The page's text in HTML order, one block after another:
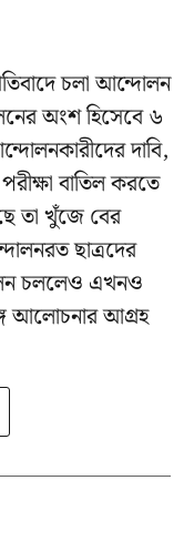
চলা আন্দোলন
অংশ হিসেবে ৬
দাবি,
বাতিল করতে
তা খুঁজে বের
ছাত্রদের
চললেও এখনও
আলোচনার আগ্রহ